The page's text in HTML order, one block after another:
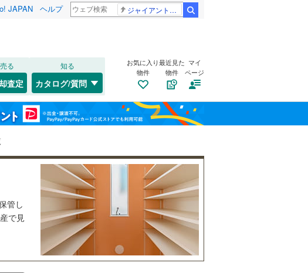
JAPAN ヘルプ ジャイアントお嬢様
売る
査定
知る
カタログ/質問
お気に入り
物件
最近見た
物件
マイ
ページ
管し
で見
福島
和歌山
若林区(3)
気仙沼市(2)
角田市(1
登米市(2
大崎市(7
刈田郡七ヶ宿町
仙山線(0)
気仙沼線(1)
東北新幹線(0)
トイレ２か所 （0
太陽光発電システム（0）
ます。